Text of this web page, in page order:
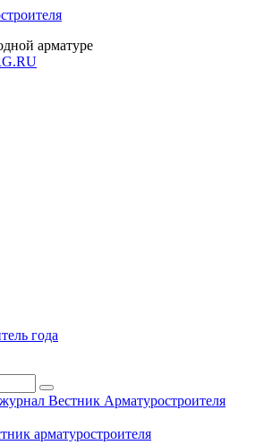
арматуре
года
Вестник Арматуростроителя
арматуростроителя